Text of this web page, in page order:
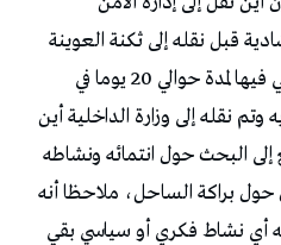
قبل نقله إلى ثكنة العوينة
أين انتزع منه زيه العسكري بقي فيها لمدة حوالي 20 يوما في
نقله إلى وزارة الداخلية أين
البحث حول انتمائه ونشاطه
براكة الساحل، ملاحظا أنه
أي نشاط فكري أو سياسي بقي